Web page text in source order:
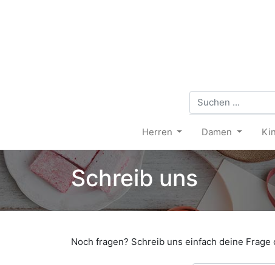
Herren Damen
Schreib uns
Noch fragen? Schreib uns einfach deine